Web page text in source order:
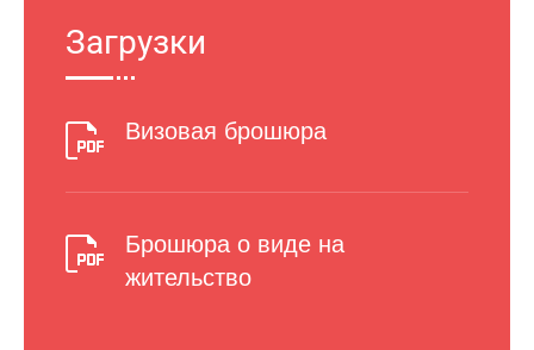
Загрузки
Визовая брошюра
Брошюра о виде на
жительство